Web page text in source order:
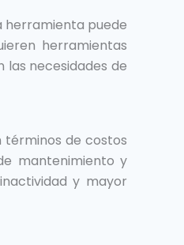
herramienta puede
herramientas
necesidades de
términos de costos
mantenimiento y
y mayor